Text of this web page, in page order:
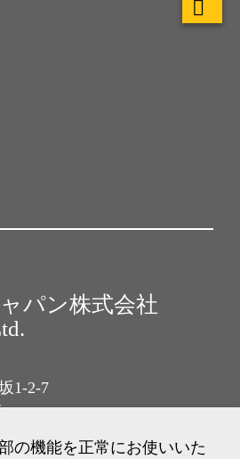
パン株式会社
1-2-7
の機能を正常にお使いいた